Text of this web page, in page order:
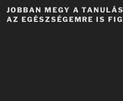
JOBBAN MEGY A
AZ EGÉSZSÉGEMRE IS